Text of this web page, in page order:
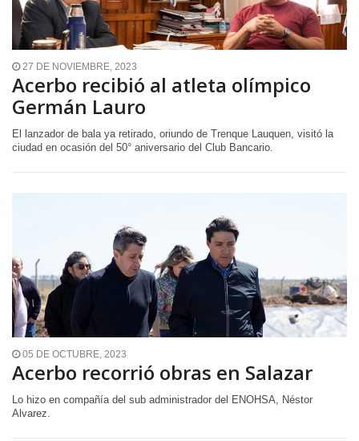
27 DE NOVIEMBRE, 2023
Acerbo recibió al atleta olímpico
Germán Lauro
El lanzador de bala ya retirado, oriundo de Trenque Lauquen, visitó la
ciudad en ocasión del 50° aniversario del Club Bancario.
05 DE OCTUBRE, 2023
Acerbo recorrió obras en Salazar
Lo hizo en compañía del sub administrador del ENOHSA, Néstor
Alvarez.